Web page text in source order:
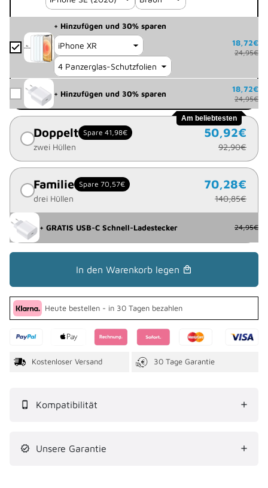
+ Hinzufügen und 30% sparen
18,72€
24,95€
+ Hinzufügen und 30% sparen 18,72€
24,95€
Am beliebtesten
Doppelt Spare 41,98€
zwei Hüllen
50,92€
92,90€
Familie Spare 70,57€
drei Hüllen
70,28€
140,85€
+ GRATIS USB-C Schnell-Ladestecker 24,95€
In den Warenkorb legen local_mall
Heute bestellen - in 30 Tagen bezahlen
Kostenloser Versand 30 Tage Garantie
phone_iphone Kompatibilität
verified Unsere Garantie